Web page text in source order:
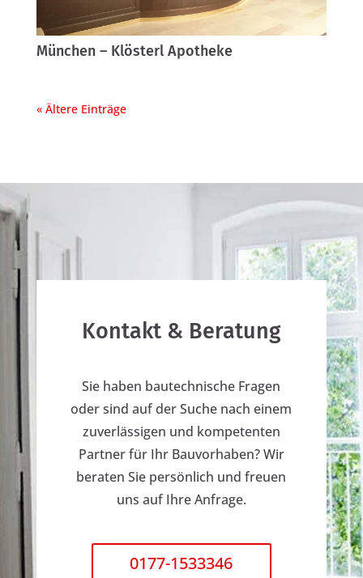
München – Klösterl Apotheke
« Ältere Einträge
Kontakt & Beratung
Sie haben bautechnische Fragen
oder sind auf der Suche nach einem
zuverlässigen und kompetenten
Partner für Ihr Bauvorhaben? Wir
beraten Sie persönlich und freuen
uns auf Ihre Anfrage.
0177-1533346